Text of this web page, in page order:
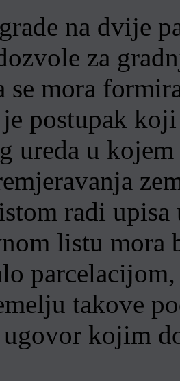
na dvije
za
se mora
postupak
ureda u
radi upisa
listu mora
takove
kojim